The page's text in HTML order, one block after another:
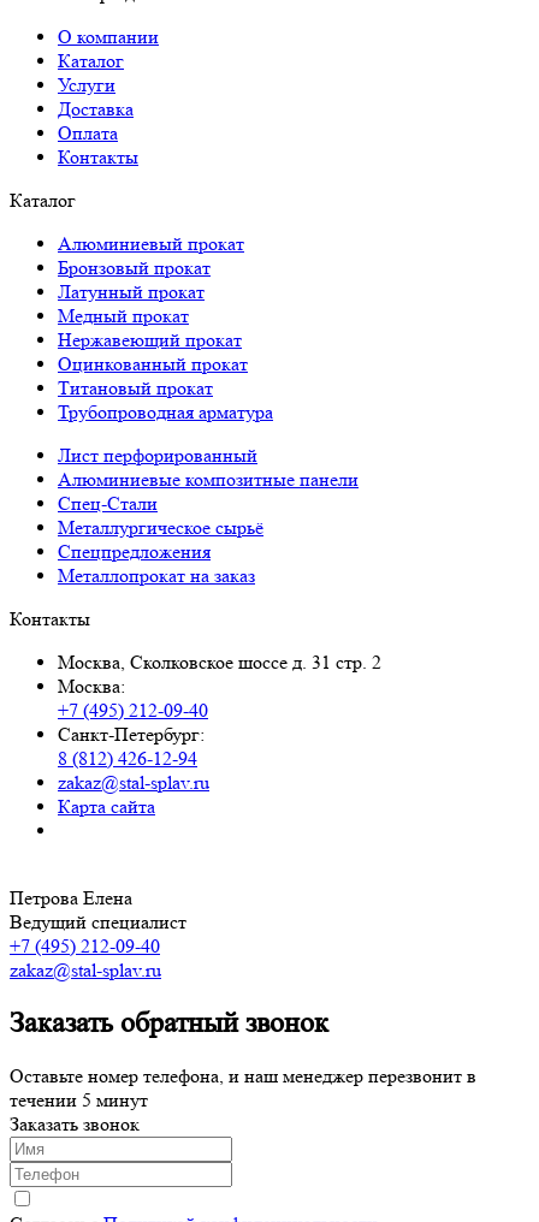
О компании
Каталог
Услуги
Доставка
Оплата
Контакты
Каталог
Алюминиевый прокат
Бронзовый прокат
Латунный прокат
Медный прокат
Нержавеющий прокат
Оцинкованный прокат
Титановый прокат
Трубопроводная арматура
Лист перфорированный
Алюминиевые композитные панели
Спец-Стали
Металлургическое сырьё
Спецпредложения
Металлопрокат на заказ
Контакты
Москва, Сколковское шоссе д. 31 стр. 2
Москва:
+7 (495) 212-09-40
Санкт-Петербург:
8 (812) 426-12-94
zakaz@stal-splav.ru
Карта сайта
Петрова Елена
Ведущий специалист
+7 (495) 212-09-40
zakaz@stal-splav.ru
Заказать обратный звонок
Оставьте номер телефона, и наш менеджер перезвонит в
течении 5 минут
Заказать звонок